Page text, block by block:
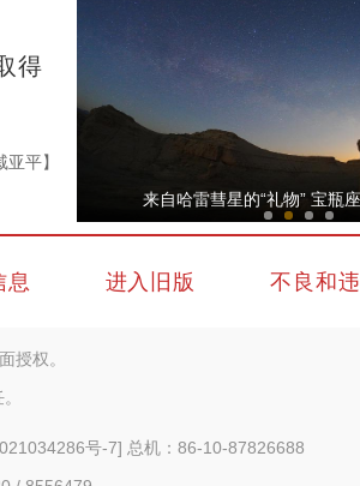
得
亚平】
【与你为邻】新疆水果的
来自哈雷彗星的“礼物” 宝瓶
息 进入旧版 不良和
授权。
号-7] 总机：86-10-87826688